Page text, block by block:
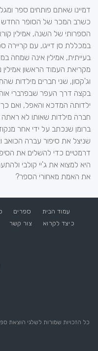
דמיינו שאתם פותחים ספר
כשרב המכר של הסופר החדש
הספרותי של השנה, אמילין
במכללת סן דייגו, עם
בעייתית, אמילין אינה שמחה
מקריאת העמוד הראשון
וג'קסון, שני חברים מילדות
בקצה דרך העפר שבפרברי
ילדותה המדכא והאפל, ואם
חברה מילדות שאותו לא
ברומן שנכתב על ידי אחר
שניצל את סיפור עברה הכואב
דרמטיים כדי להשלים את
היא למצוא את ג'יי קולבי
את האמת מאחורי הספר?
עמוד הבית ספרים
כיצד לקרוא
צור קשר
כל הזכויות שמורות לשלגי הוצאת ספרים 2018 |